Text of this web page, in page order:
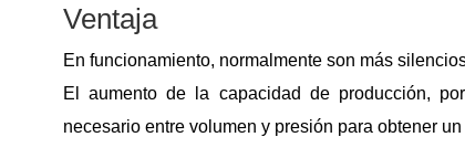
Ventaja
En funcionamiento, normalmente son más
El aumento de la capacidad de producción,
necesario entre volumen y presión para obtener